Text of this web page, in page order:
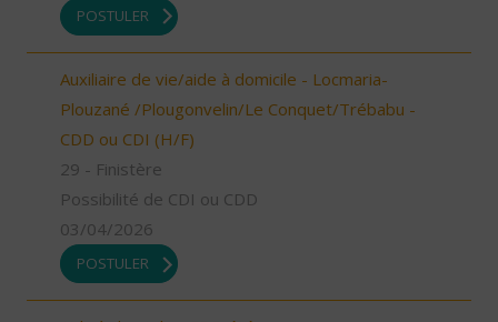
POSTULER
Auxiliaire de vie/aide à domicile - Locmaria-
Plouzané /Plougonvelin/Le Conquet/Trébabu -
CDD ou CDI (H/F)
29 - Finistère
Possibilité de CDI ou CDD
03/04/2026
POSTULER